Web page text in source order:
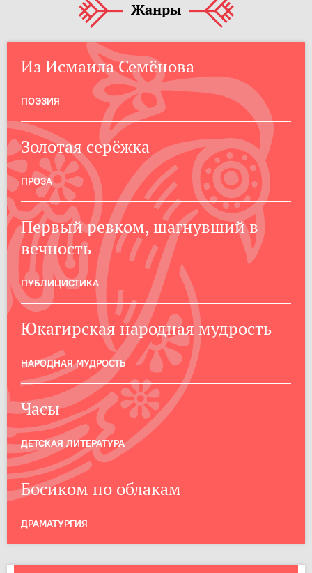
Жанры
Из Исмаила Семёнова
ПОЭЗИЯ
Золотая серёжка
ПРОЗА
Первый ревком, шагнувший в
вечность
ПУБЛИЦИСТИКА
Юкагирская народная мудрость
НАРОДНАЯ МУДРОСТЬ
Часы
ДЕТСКАЯ ЛИТЕРАТУРА
Босиком по облакам
ДРАМАТУРГИЯ